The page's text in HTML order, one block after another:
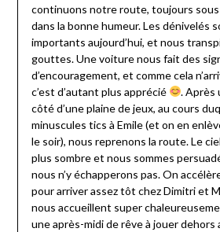
continuons notre route, toujours
dans la bonne humeur. Les dénivelés
importants aujourd’hui, et nous
gouttes. Une voiture nous fait des
d’encouragement, et comme cela
c’est d’autant plus apprécié
. Après
côté d’une plaine de jeux, au cours
minuscules tics à Emile (et on en
le soir), nous reprenons la route. Le
plus sombre et nous sommes
nous n’y échapperons pas. On
pour arriver assez tôt chez Dimitri et
nous accueillent super
une après-midi de rêve à jouer dehors